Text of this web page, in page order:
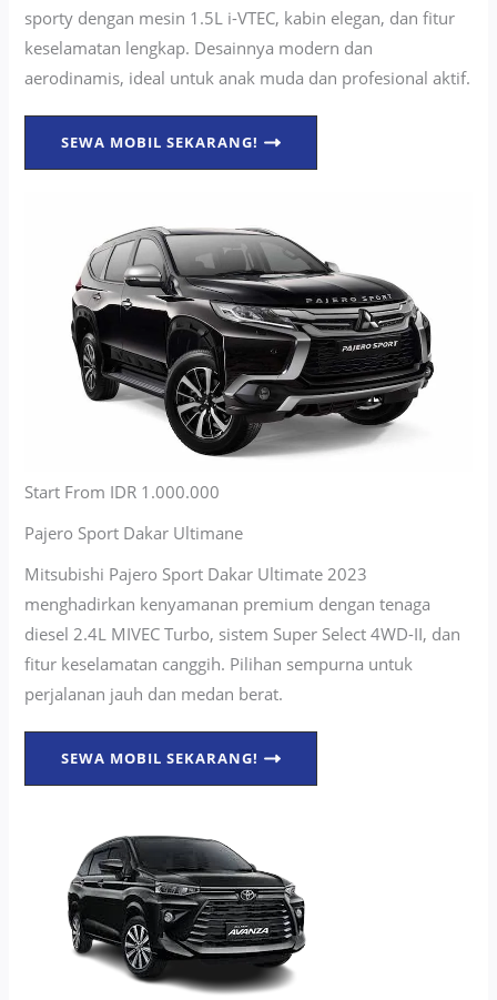
sporty dengan mesin 1.5L i-VTEC, kabin elegan, dan fitur
keselamatan lengkap. Desainnya modern dan
aerodinamis, ideal untuk anak muda dan profesional aktif.
SEWA MOBIL SEKARANG!
Start From IDR 1.000.000
Pajero Sport Dakar Ultimane
Mitsubishi Pajero Sport Dakar Ultimate 2023
menghadirkan kenyamanan premium dengan tenaga
diesel 2.4L MIVEC Turbo, sistem Super Select 4WD-II, dan
fitur keselamatan canggih. Pilihan sempurna untuk
perjalanan jauh dan medan berat.
SEWA MOBIL SEKARANG!